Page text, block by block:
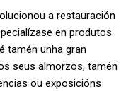
a restauración
en produtos
tamén unha gran
seus almorzos, tamén
ou exposicións